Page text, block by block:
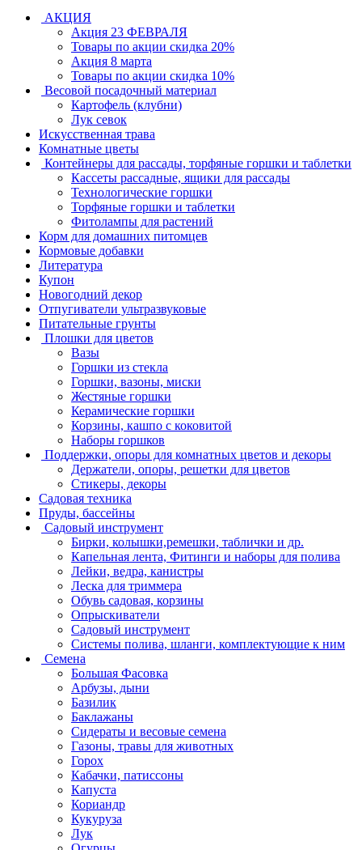
АКЦИЯ
Акция 23 ФЕВРАЛЯ
Товары по акции скидка 20%
Акция 8 марта
Товары по акции скидка 10%
Весовой посадочный материал
Картофель (клубни)
Лук севок
Искусственная трава
Комнатные цветы
Контейнеры для рассады, торфяные горшки и таблетки
Кассеты рассадные, ящики для рассады
Технологические горшки
Торфяные горшки и таблетки
Фитолампы для растений
Корм для домашних питомцев
Кормовые добавки
Литература
Купон
Новогодний декор
Отпугиватели ультразвуковые
Питательные грунты
Плошки для цветов
Вазы
Горшки из стекла
Горшки, вазоны, миски
Жестяные горшки
Керамические горшки
Корзины, кашпо с коковитой
Наборы горшков
Поддержки, опоры для комнатных цветов и декоры
Держатели, опоры, решетки для цветов
Стикеры, декоры
Садовая техника
Пруды, бассейны
Садовый инструмент
Бирки, колышки,ремешки, таблички и др.
Капельная лента, Фитинги и наборы для полива
Лейки, ведра, канистры
Леска для триммера
Обувь садовая, корзины
Опрыскиватели
Садовый инструмент
Системы полива, шланги, комплектующие к ним
Семена
Большая Фасовка
Арбузы, дыни
Базилик
Баклажаны
Сидераты и весовые семена
Газоны, травы для животных
Горох
Кабачки, патиссоны
Капуста
Кориандр
Кукуруза
Лук